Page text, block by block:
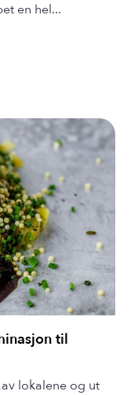
en hel...
til
lokalene og ut